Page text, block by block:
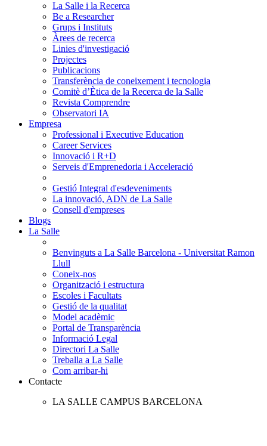
La Salle i la Recerca
Be a Researcher
Grups i Instituts
Àrees de recerca
Linies d'investigació
Projectes
Publicacions
Transferència de coneixement i tecnologia
Comitè d’Ètica de la Recerca de la Salle
Revista Comprendre
Observatori IA
Empresa
Professional i Executive Education
Career Services
Innovació i R+D
Serveis d'Emprenedoria i Acceleració
Gestió Integral d'esdeveniments
La innovació, ADN de La Salle
Consell d'empreses
Blogs
La Salle
Benvinguts a La Salle Barcelona - Universitat Ramon
Llull
Coneix-nos
Organització i estructura
Escoles i Facultats
Gestió de la qualitat
Model acadèmic
Portal de Transparència
Informació Legal
Directori La Salle
Treballa a La Salle
Com arribar-hi
Contacte
LA SALLE CAMPUS BARCELONA